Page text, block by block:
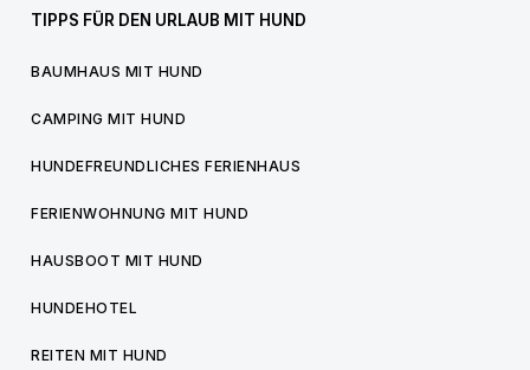
TIPPS FÜR DEN URLAUB MIT HUND
BAUMHAUS MIT HUND
CAMPING MIT HUND
HUNDEFREUNDLICHES FERIENHAUS
FERIENWOHNUNG MIT HUND
HAUSBOOT MIT HUND
HUNDEHOTEL
REITEN MIT HUND